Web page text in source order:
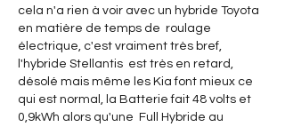
cela n'a rien à voir avec un hybride Toyota
en matière de temps de  roulage
électrique, c'est vraiment très bref,
l'hybride Stellantis  est très en retard,
désolé mais même les Kia font mieux ce
qui est normal, la Batterie fait 48 volts et
0,9kWh alors qu'une  Full Hybride au